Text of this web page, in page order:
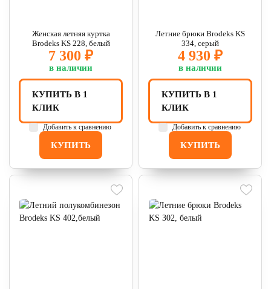
Женская летняя куртка
Brodeks KS 228, белый
7 300 ₽
в наличии
КУПИТЬ
КУПИТЬ В 1
КЛИК
Добавить к сравнению
Летние брюки Brodeks KS
334, серый
4 930 ₽
в наличии
КУПИТЬ
КУПИТЬ В 1
КЛИК
Добавить к сравнению